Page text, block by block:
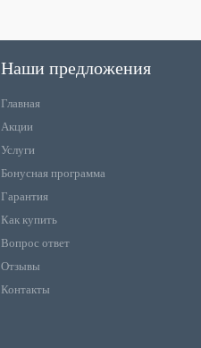
Наши предложения
Главная
Акции
Услуги
Бонусная программа
Гарантия
Как купить
Вопрос ответ
Отзывы
Контакты